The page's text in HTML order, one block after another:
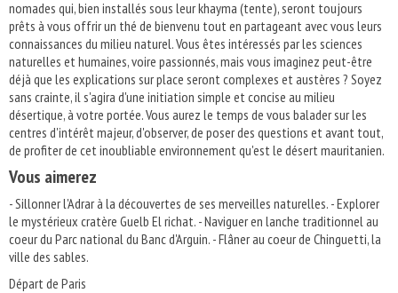
nomades qui, bien installés sous leur khayma (tente), seront toujours
prêts à vous offrir un thé de bienvenu tout en partageant avec vous leurs
connaissances du milieu naturel. Vous êtes intéressés par les sciences
naturelles et humaines, voire passionnés, mais vous imaginez peut-être
déjà que les explications sur place seront complexes et austères ? Soyez
sans crainte, il s'agira d'une initiation simple et concise au milieu
désertique, à votre portée. Vous aurez le temps de vous balader sur les
centres d'intérêt majeur, d'observer, de poser des questions et avant tout,
de profiter de cet inoubliable environnement qu'est le désert mauritanien.
Vous aimerez
- Sillonner l'Adrar à la découvertes de ses merveilles naturelles. - Explorer
le mystérieux cratère Guelb El richat. - Naviguer en lanche traditionnel au
coeur du Parc national du Banc d'Arguin. - Flâner au coeur de Chinguetti, la
ville des sables.
Départ de Paris